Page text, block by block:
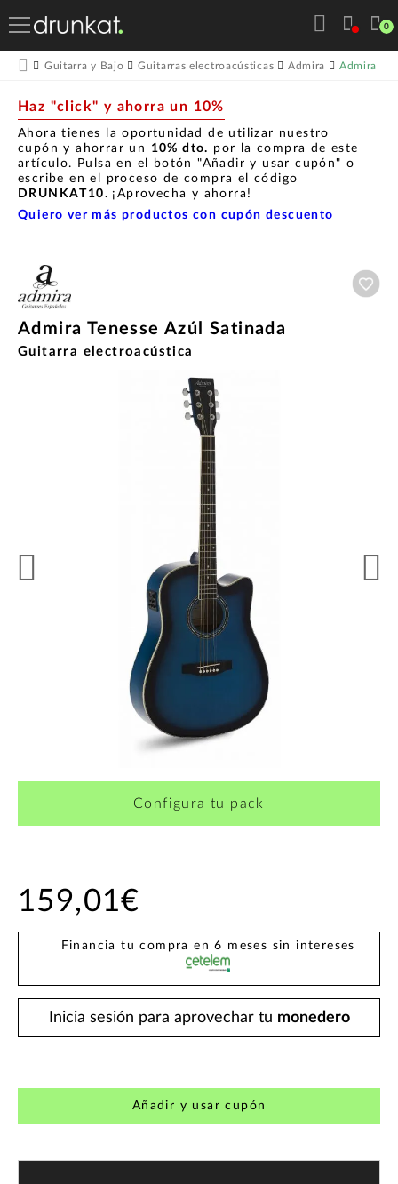
0
Guitarra y Bajo Guitarras electroacústicas Admira Admira
Haz "click" y ahorra un 10%
Ahora tienes la oportunidad de utilizar nuestro
cupón y ahorrar un 10% dto. por la compra de este
artículo. Pulsa en el botón "Añadir y usar cupón" o
escribe en el proceso de compra el código
DRUNKAT10. ¡Aprovecha y ahorra!
Quiero ver más productos con cupón descuento
Admira Tenesse Azúl Satinada
Guitarra electroacústica
¿Quieres crearte tu propio pack?
Configura tu pack
159,01€
Financia tu compra en 6 meses sin intereses
Inicia sesión para aprovechar tu monedero
Añadir y usar cupón